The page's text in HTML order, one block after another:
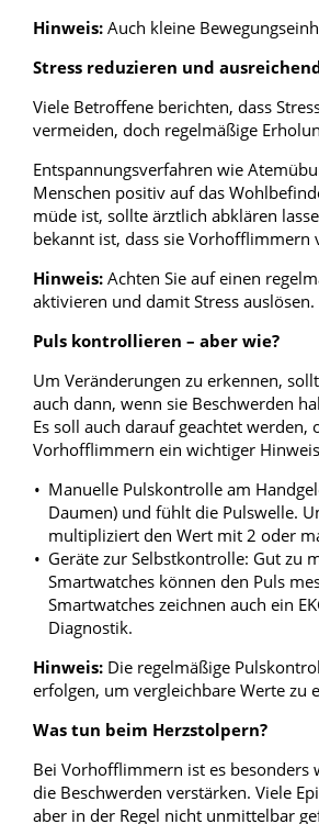
Hinweis: Auch kleine
Stress reduzieren und
Viele Betroffene berichten, dass
vermeiden, doch regelmäßige
Entspannungsverfahren wie
Menschen positiv auf das
müde ist, sollte ärztlich abklären
bekannt ist, dass sie Vorhofflimmern
Hinweis: Achten Sie auf einen
aktivieren und damit Stress auslösen.
Puls kontrollieren – aber wie?
Um Veränderungen zu erkennen,
auch dann, wenn sie Beschwerden
Es soll auch darauf geachtet
Vorhofflimmern ein wichtiger
Manuelle Pulskontrolle am
Daumen) und fühlt die Pulswelle.
multipliziert den Wert mit 2 oder
Geräte zur Selbstkontrolle: Gut zu
Smartwatches können den Puls
Smartwatches zeichnen auch ein
Diagnostik.
Hinweis: Die regelmäßige
erfolgen, um vergleichbare Werte zu
Was tun beim Herzstolpern?
Bei Vorhofflimmern ist es besonders
die Beschwerden verstärken. Viele
aber in der Regel nicht unmittelbar